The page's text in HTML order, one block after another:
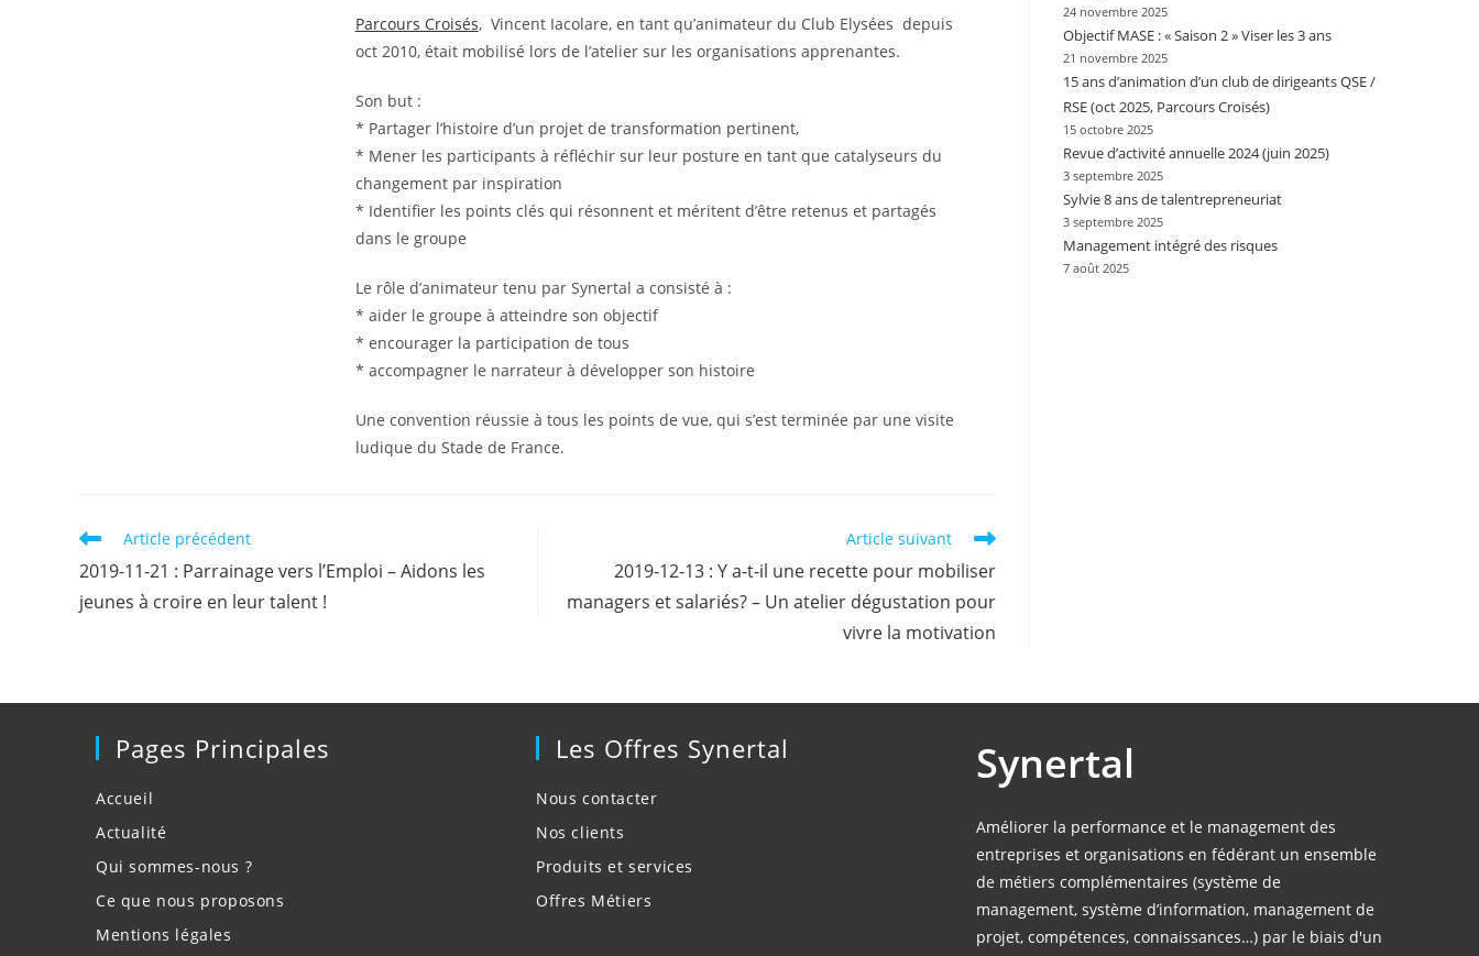
Parcours Croisés, Vincent Iacolare, en tant qu’animateur du Club Elysées depuis
oct 2010, était mobilisé lors de l’atelier sur les organisations apprenantes.
Son but :
* Partager l’histoire d’un projet de transformation pertinent,
* Mener les participants à réfléchir sur leur posture en tant que catalyseurs du
changement par inspiration
* Identifier les points clés qui résonnent et méritent d’être retenus et partagés
dans le groupe
Le rôle d’animateur tenu par Synertal a consisté à :
* aider le groupe à atteindre son objectif
* encourager la participation de tous
* accompagner le narrateur à développer son histoire
Une convention réussie à tous les points de vue, qui s’est terminée par une visite
ludique du Stade de France.
Read
articles
Article précédent
2019-11-21 : Parrainage vers l’Emploi – Aidons les
jeunes à croire en leur talent !
Article suivant
2019-12-13 : Y a-t-il une recette pour mobiliser
managers et salariés? – Un atelier dégustation pour
vivre la motivation
24 novembre 2025
Objectif MASE : « Saison 2 » Viser les 3 ans
21 novembre 2025
15 ans d’animation d’un club de dirigeants QSE /
RSE (oct 2025, Parcours Croisés)
15 octobre 2025
Revue d’activité annuelle 2024 (juin 2025)
3 septembre 2025
Sylvie 8 ans de talentrepreneuriat
3 septembre 2025
Management intégré des risques
7 août 2025
Pages Principales
Accueil
Actualité
Qui sommes-nous ?
Ce que nous proposons
Mentions légales
Les Offres Synertal
Nous contacter
Nos clients
Produits et services
Offres Métiers
Synertal
Améliorer la performance et le management des
entreprises et organisations en fédérant un ensemble
de métiers complémentaires (système de
management, système d’information, management de
projet, compétences, connaissances…) par le biais d'un